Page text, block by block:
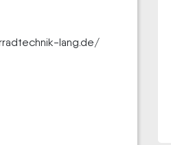
lang.de/